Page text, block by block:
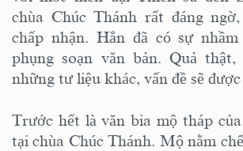
chùa Chúc Thánh rất đáng
chấp nhận. Hẳn đã có sự
phụng soạn văn bản. Quả
những tư liệu khác, vấn đề sẽ
Trước hết là văn bia mộ tháp
tại chùa Chúc Thánh. Mộ nằm